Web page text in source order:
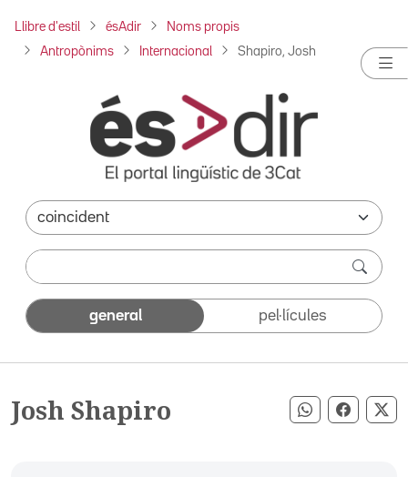
Llibre d'estil ésAdir Noms propis
Antropònims Internacional Shapiro, Josh
general pel·lícules
Josh Shapiro Compartir